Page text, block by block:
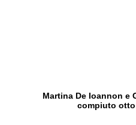
Martina De Ioannon e
compiuto otto